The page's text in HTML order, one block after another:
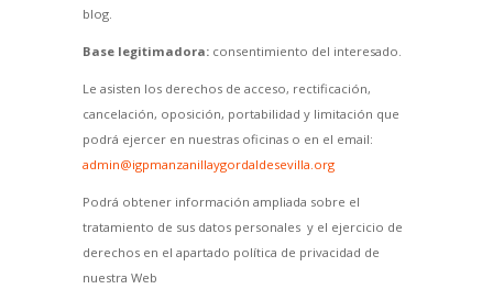
blog.
Base legitimadora:consentimiento del interesado.
Le asisten los derechos de acceso, rectificación,
cancelación, oposición, portabilidad y limitación que
podrá ejercer en nuestras oficinas o en el email:
admin@igpmanzanillaygordaldesevilla.org
Podrá obtener información ampliada sobre el
tratamiento de sus datos personales y el ejercicio de
derechos en el apartado política de privacidad de
nuestra Web